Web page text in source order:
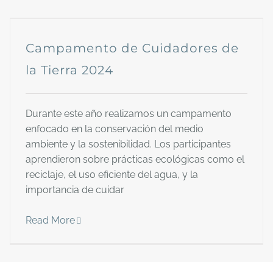
Campamento de Cuidadores de
la Tierra 2024
Durante este año realizamos un campamento
enfocado en la conservación del medio
ambiente y la sostenibilidad. Los participantes
aprendieron sobre prácticas ecológicas como el
reciclaje, el uso eficiente del agua, y la
importancia de cuidar
Read More